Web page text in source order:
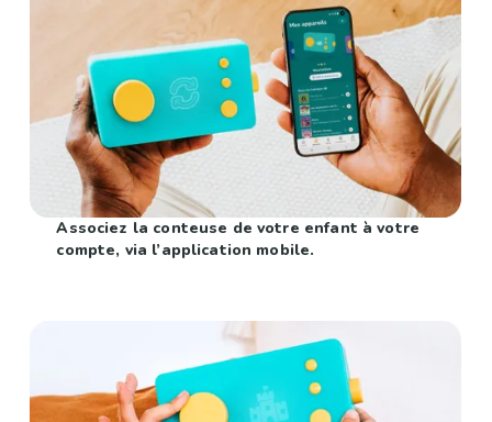
Associez la conteuse de votre enfant à votre
compte, via l’application mobile.